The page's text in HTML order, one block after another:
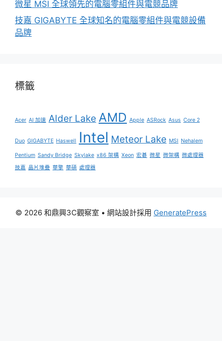
微星 MSI 全球領先的電腦零組件與電競品牌
技嘉 GIGABYTE 全球知名的電腦零組件與電競設備
品牌
標籤
Acer AI 加速 Alder Lake AMD Apple ASRock Asus Core 2
Duo GIGABYTE Haswell Intel Meteor Lake MSI Nehalem
Pentium Sandy Bridge Skylake x86 架構 Xeon 宏碁 微星 微架構 微處理器
技嘉 晶片堆疊 華擎 華碩 處理器
© 2026 和鼎興3C觀察室 • 網站設計採用 GeneratePress